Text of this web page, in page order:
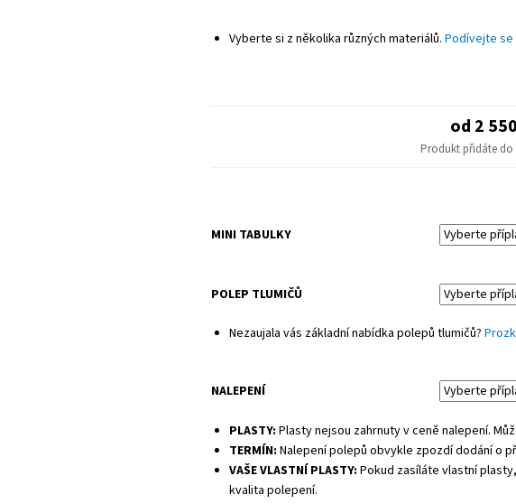
Vyberte si z několika různých materiálů. Podívejte se
od 2
Produkt přidáte do
MINI TABULKY
POLEP TLUMIČŮ
Nezaujala vás základní nabídka polepů tlumičů?
NALEPENÍ
PLASTY: Plasty nejsou zahrnuty v ceně nalepení.
TERMÍN: Nalepení polepů obvykle zpozdí dodání o
VAŠE VLASTNÍ PLASTY: Pokud zasíláte vlastní
kvalita polepení.